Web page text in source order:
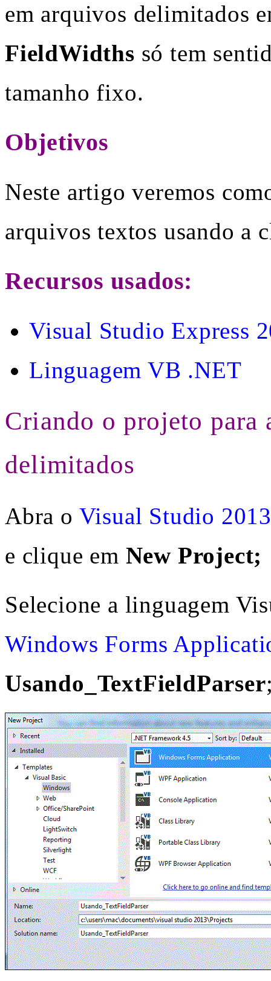
em arquivos delimitados
FieldWidths só tem
tamanho fixo.
Objetivos
Neste artigo veremos
arquivos textos usando a
Recursos usados:
Visual Studio Express
Linguagem VB .NET
Criando o projeto para
delimitados
Abra o Visual Studio
e clique em New Project;
Selecione a linguagem
Windows Forms
Usando_TextFieldParser